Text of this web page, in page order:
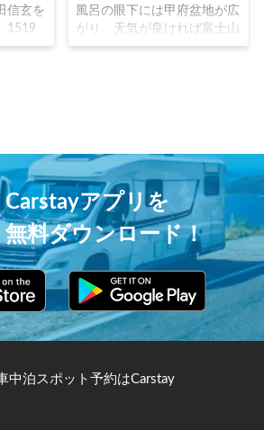
信玄を
1519
築いた
必勝の
ていま
風呂の眼下には甲府盆地が広
がり、天気が良ければ富士山
も望めます。早朝から営業す
Carstayアプリを
無料ダウンロード！
中泊スポット予約はCarstay